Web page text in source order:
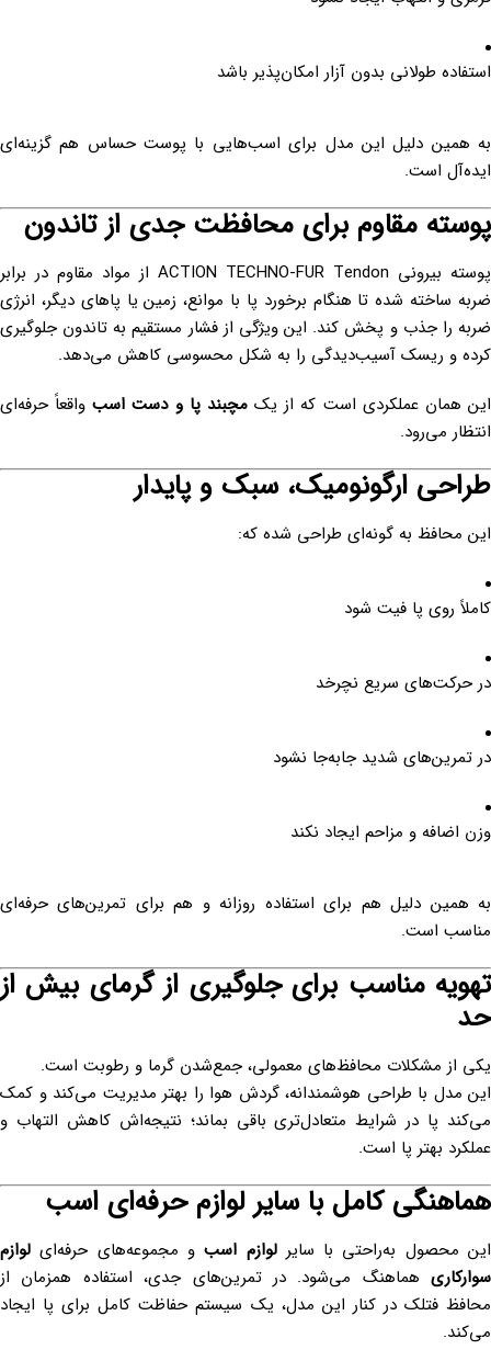
استفاده طولانی بدون آزار امکان‌پذیر باشد
به همین دلیل این مدل برای اسب‌هایی با پوست حساس هم گزینه‌ای
ایده‌آل است.
پوسته مقاوم برای محافظت جدی از تاندون
پوسته بیرونی ACTION TECHNO-FUR Tendon از مواد مقاوم در برابر
ضربه ساخته شده تا هنگام برخورد پا با موانع، زمین یا پاهای دیگر، انرژی
ضربه را جذب و پخش کند. این ویژگی از فشار مستقیم به تاندون جلوگیری
کرده و ریسک آسیب‌دیدگی را به شکل محسوسی کاهش می‌دهد.
این همان عملکردی است که از یکمچبند پا و دست اسبواقعاً حرفه‌ای
انتظار می‌رود.
طراحی ارگونومیک، سبک و پایدار
این محافظ به گونه‌ای طراحی شده که:
کاملاً روی پا فیت شود
در حرکت‌های سریع نچرخد
در تمرین‌های شدید جابه‌جا نشود
وزن اضافه و مزاحم ایجاد نکند
به همین دلیل هم برای استفاده روزانه و هم برای تمرین‌های حرفه‌ای
مناسب است.
تهویه مناسب برای جلوگیری از گرمای بیش از
حد
یکی از مشکلات محافظ‌های معمولی، جمع‌شدن گرما و رطوبت است.
این مدل با طراحی هوشمندانه، گردش هوا را بهتر مدیریت می‌کند و کمک
می‌کند پا در شرایط متعادل‌تری باقی بماند؛ نتیجه‌اش کاهش التهاب و
عملکرد بهتر پا است.
هماهنگی کامل با سایر لوازم حرفه‌ای اسب
این محصول به‌راحتی با سایرلوازم اسبو مجموعه‌های حرفه‌ای لوازم
سوارکاری هماهنگ می‌شود. در تمرین‌های جدی، استفاده همزمان از
محافظ فتلک در کنار این مدل، یک سیستم حفاظت کامل برای پا ایجاد
می‌کند.